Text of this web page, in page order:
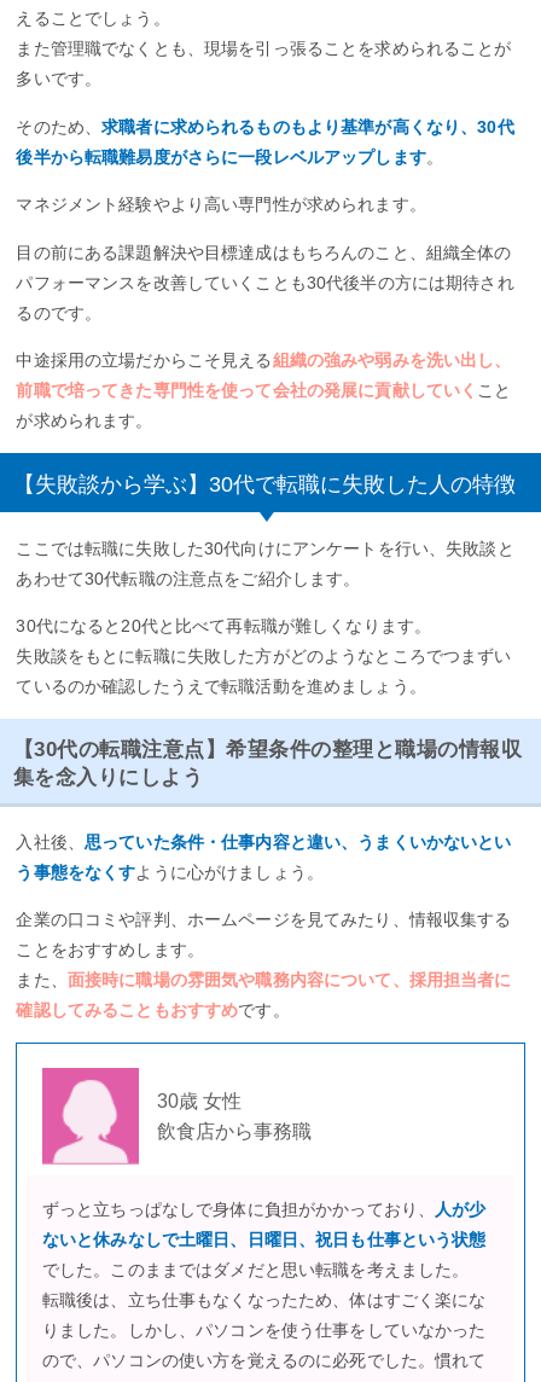
えることでしょう。
また管理職でなくとも、現場を引っ張ることを求められることが
多いです。
そのため、求職者に求められるものもより基準が高くなり、30代
後半から転職難易度がさらに一段レベルアップします。
マネジメント経験やより高い専門性が求められます。
目の前にある課題解決や目標達成はもちろんのこと、組織全体の
パフォーマンスを改善していくことも30代後半の方には期待され
るのです。
中途採用の立場だからこそ見える組織の強みや弱みを洗い出し、
前職で培ってきた専門性を使って会社の発展に貢献していく こと
が求められます。
【失敗談から学ぶ】30代で転職に失敗した人の特徴
ここでは転職に失敗した30代向けにアンケートを行い、失敗談と
あわせて30代転職の注意点をご紹介します。
30代になると20代と比べて再転職が難しくなります。
失敗談をもとに転職に失敗した方がどのようなところでつまずい
ているのか確認したうえで転職活動を進めましょう。
【30代の転職注意点】希望条件の整理と職場の情報収
集を念入りにしよう
入社後、思っていた条件・仕事内容と違い、うまくいかないとい
う事態をなくすように心がけましょう。
企業の口コミや評判、ホームページを見てみたり、情報収集する
ことをおすすめします。
また、 面接時に職場の雰囲気や職務内容について、採用担当者に
確認してみることもおすすめです。
30歳 女性
飲食店から事務職
ずっと立ちっぱなしで身体に負担がかかっており、 人が少
ないと休みなしで土曜日、日曜日、祝日も仕事という状態
でした。このままではダメだと思い転職を考えました。
転職後は、立ち仕事もなくなったため、体はすごく楽にな
りました。しかし、パソコンを使う仕事をしていなかった
ので、パソコンの使い方を覚えるのに必死でした。慣れて